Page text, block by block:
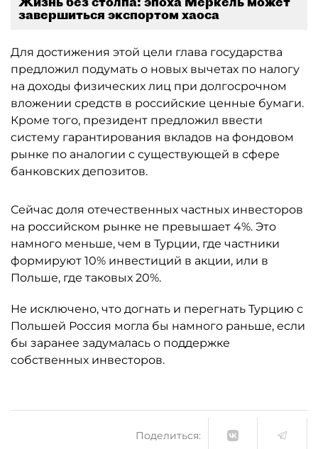
завершиться экспортом хаоса
Для достижения этой цели глава государства
предложил подумать о новых вычетах по налогу
на доходы физических лиц при долгосрочном
вложении средств в российские ценные бумаги.
Кроме того, президент предложил ввести
систему гарантирования вкладов на фондовом
рынке по аналогии с существующей в сфере
банковских депозитов.
Сейчас доля отечественных частных инвесторов
на российском рынке не превышает 4%. Это
намного меньше, чем в Турции, где частники
формируют 10% инвестиций в акции, или в
Польше, где таковых 20%.
Не исключено, что догнать и перегнать Турцию с
Польшей Россия могла бы намного раньше, если
бы заранее задумалась о поддержке
собственных инвесторов.
Поделиться: